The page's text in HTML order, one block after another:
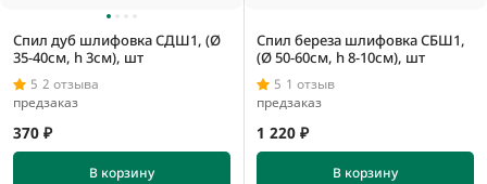
Спил дуб шлифовка СДШ1, (Ø
35-40см, h 3см), шт
5 2 отзыва
предзаказ
370 ₽
В корзину
Спил береза шлифовка СБШ1,
(Ø 50-60см, h 8-10см), шт
5 1 отзыв
предзаказ
1 220 ₽
В корзину